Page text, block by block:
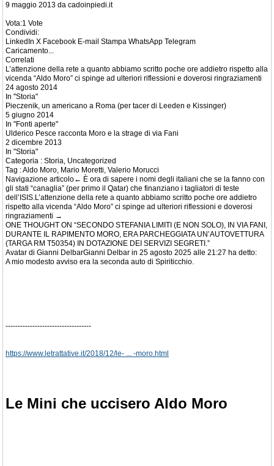
9 maggio 2013 da cadoinpiedi.it
Vota:1 Vote
Condividi:
LinkedIn X Facebook E-mail Stampa WhatsApp Telegram
Caricamento...
Correlati
L’attenzione della rete a quanto abbiamo scritto poche ore addietro rispetto alla
vicenda “Aldo Moro” ci spinge ad ulteriori riflessioni e doverosi ringraziamenti
24 agosto 2014
In "Storia"
Pieczenik, un americano a Roma (per tacer di Leeden e Kissinger)
5 giugno 2014
In "Fonti aperte"
Ulderico Pesce racconta Moro e la strage di via Fani
2 dicembre 2013
In "Storia"
Categoria : Storia, Uncategorized
Tag : Aldo Moro, Mario Moretti, Valerio Morucci
Navigazione articolo← È ora di sapere i nomi degli italiani che se la fanno con
gli stati “canaglia” (per primo il Qatar) che finanziano i tagliatori di teste
dell’ISIS.L’attenzione della rete a quanto abbiamo scritto poche ore addietro
rispetto alla vicenda “Aldo Moro” ci spinge ad ulteriori riflessioni e doverosi
ringraziamenti →
ONE THOUGHT ON “SECONDO STEFANIA LIMITI (E NON SOLO), IN VIA FANI,
DURANTE IL RAPIMENTO MORO, ERA PARCHEGGIATA UN’AUTOVETTURA
(TARGA RM T50354) IN DOTAZIONE DEI SERVIZI SEGRETI.”
Avatar di Gianni DelbarGianni Delbar in 25 agosto 2025 alle 21:27 ha detto:
A mio modesto avviso era la seconda auto di Spiriticchio.
-----------------------------------
https://www.letrattative.it/2018/12/le- ... -moro.html
Le Mini che uccisero Aldo Moro